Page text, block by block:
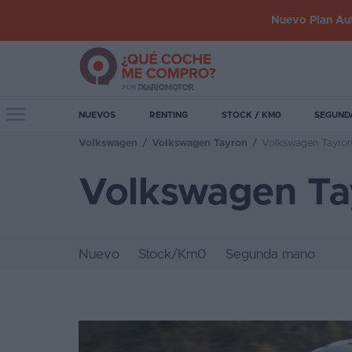
Nuevo Plan
NUEVOS RENTING STOCK / KM0
Volkswagen / Volkswagen Tayron / Volkswagen
Volkswagen
Nuevo Stock/Km0 Segunda mano